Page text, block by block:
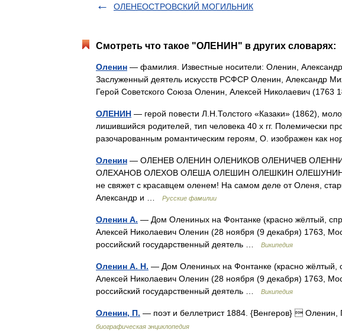
ОЛЕНЕОСТРОВСКИЙ МОГИЛЬНИК
Смотреть что такое "ОЛЕНИН" в других словарях:
Оленин — фамилия. Известные носители: Оленин, Александр
Заслуженный деятель искусств РСФСР Оленин, Александр
Герой Советского Союза Оленин, Алексей Николаевич
ОЛЕНИН — герой повести Л.Н.Толстого «Казаки» (1862),
лишившийся родителей, тип человека 40 х гг. Полемически
разочарованным романтическим героям, О. изображен как
Оленин — ОЛЕНЕВ ОЛЕНИН ОЛЕНИКОВ ОЛЕНИЧЕВ
ОЛЕХАНОВ ОЛЕХОВ ОЛЕША ОЛЕШИН ОЛЕШКИН
не свяжет с красавцем оленем! На самом деле от Оленя,
Александр и …
Русские фамилии
Оленин А. — Дом Олениных на Фонтанке (красно жёлтый,
Алексей Николаевич Оленин (28 ноября (9 декабря) 1763,
российский государственный деятель …
Википедия
Оленин А. Н. — Дом Олениных на Фонтанке (красно жёлтый,
Алексей Николаевич Оленин (28 ноября (9 декабря) 1763,
российский государственный деятель …
Википедия
Оленин, П. — поэт и беллетрист 1884. {Венгеров} 
биографическая энциклопедия